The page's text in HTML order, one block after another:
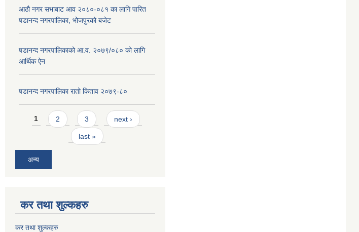
आठौ नगर सभाबाट आव २०८०-०८१ का लागि पारित
षडानन्द नगरपालिका, भोजपुरको बजेट
षडानन्द नगरपालिकाको आ.व. २०७९/०८० को लागि
आर्थिक ऐन
षडानन्द नगरपालिका रातो किताव २०७९-८०
Pages
1 2 3 next ›
last »
अन्य
कर तथा शुल्कहरु
कर तथा शुल्कहरु